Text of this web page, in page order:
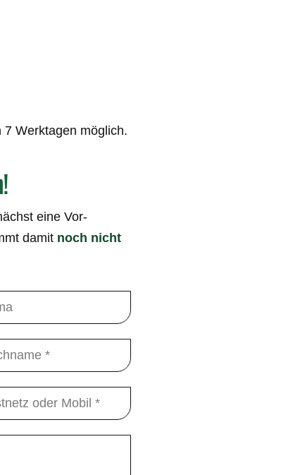
Werktagen möglich.
eine Vor-
damit noch nicht